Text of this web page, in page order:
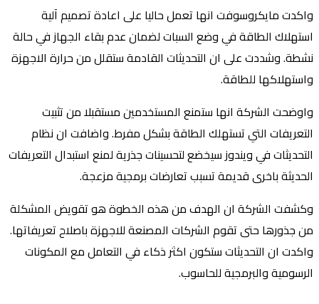
واكدت مايكروسوفت انها تعمل حاليا على اعادة تصميم آلية
استهلاك الطاقة في وضع السبات لضمان عدم بقاء الجهاز في حالة
نشطة. وشددت على ان التحديثات القادمة ستقلل من حرارة الاجهزة
واستهلاكها للطاقة.
واوضحت الشركة انها ستمنع المستخدمين مستقبلا من تثبيت
التعريفات التي تستهلك الطاقة بشكل مفرط. واضافت ان نظام
التحديثات في ويندوز سيخضع لتحسينات جذرية لمنع استبدال التعريفات
الحديثة باخرى قديمة تسبب تعارضات برمجية مزعجة.
وكشفت الشركة ان الهدف من هذه الخطوة هو تقويض المشكلة
من جذورها حتى تقوم الشركات المصنعة للاجهزة باصلاح تعريفاتها.
واكدت ان التحديثات ستكون اكثر ذكاء في التعامل مع المكونات
الرسومية والبرمجية للحاسوب.